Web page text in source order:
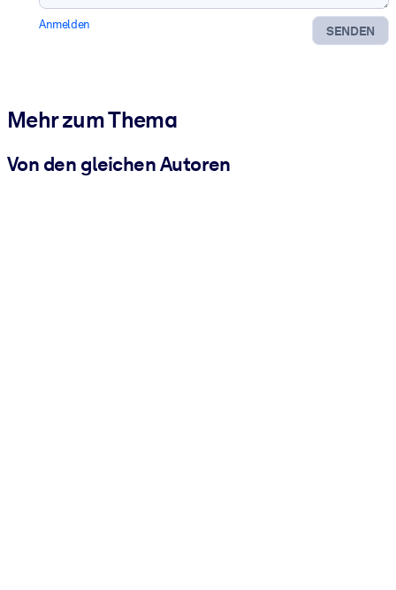
SENDEN
Anmelden
Mehr zum Thema
Von den gleichen Autoren